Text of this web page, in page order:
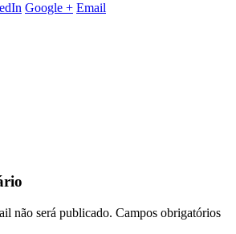
Google + Email
não será publicado. Campos obrigatórios